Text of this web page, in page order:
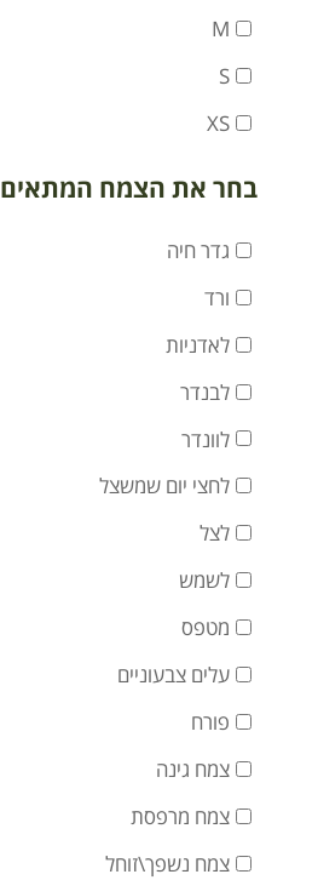
M
S
XS
בחר את הצמח המתאים
גדר חיה
ורד
לאדניות
לבנדר
לוונדר
לחצי יום שמשצל
לצל
לשמש
מטפס
עלים צבעוניים
פורח
צמח גינה
צמח מרפסת
צמח נשפך\זוחל